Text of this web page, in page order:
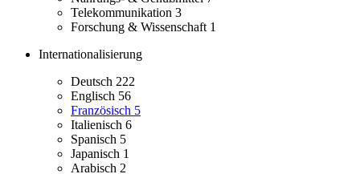
Telekommunikation 3
Forschung & Wissenschaft 1
Internationalisierung
Deutsch 222
Englisch 56
Französisch 5
Italienisch 6
Spanisch 5
Japanisch 1
Arabisch 2